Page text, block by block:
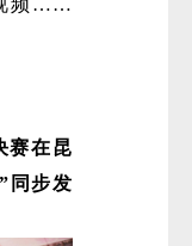
频……
赛在昆
同步发